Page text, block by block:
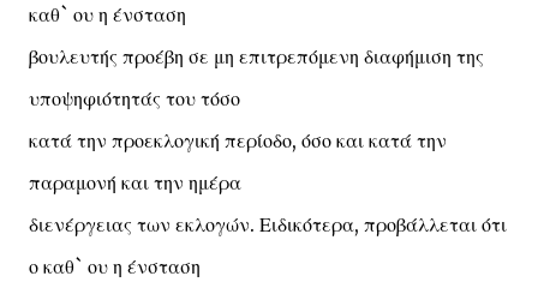
καθ` ου η ένσταση
βουλευτής προέβη σε μη επιτρεπόμενη διαφήμιση της
υποψηφιότητάς του τόσο
κατά την προεκλογική περίοδο, όσο και κατά την
παραμονή και την ημέρα
διενέργειας των εκλογών. Ειδικότερα, προβάλλεται ότι
ο καθ` ου η ένσταση